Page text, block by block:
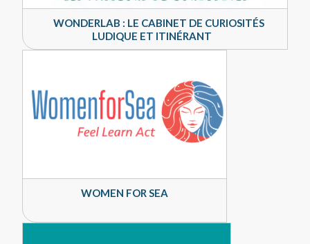
WONDERLAB : LE CABINET DE CURIOSITÉS
LUDIQUE ET ITINÉRANT
WOMEN FOR SEA